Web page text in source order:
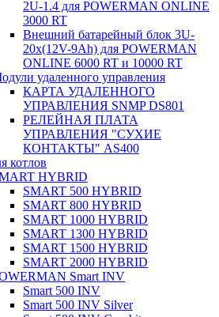
2U-1.4 для POWERMAN ONLINE
3000 RT
Внешний батарейный блок 3U-
20x(12V-9Ah) для POWERMAN
ONLINE 6000 RT и 10000 RT
удаленного управления
КАРТА УДАЛЕННОГО
УПРАВЛЕНИЯ SNMP DS801
РЕЛЕЙНАЯ ПЛАТА
УПРАВЛЕНИЯ "СУХИЕ
КОНТАКТЫ" AS400
котлов
HYBRID
SMART 500 HYBRID
SMART 800 HYBRID
SMART 1000 HYBRID
SMART 1300 HYBRID
SMART 1500 HYBRID
SMART 2000 HYBRID
Smart INV
Smart 500 INV
Smart 500 INV Silver